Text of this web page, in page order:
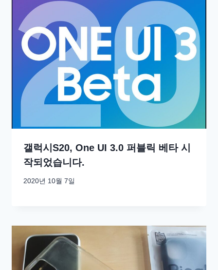
갤럭시S20, One UI 3.0 퍼블릭 베타 시
작되었습니다.
2020년 10월 7일